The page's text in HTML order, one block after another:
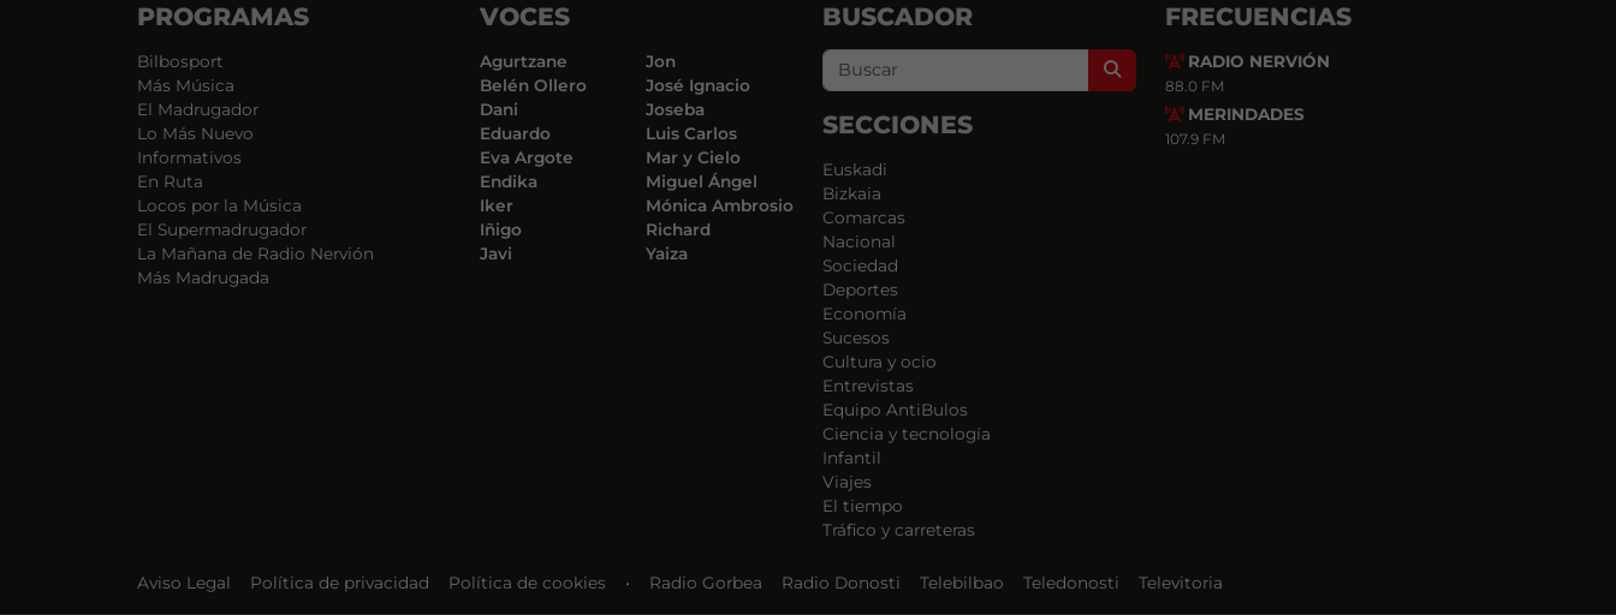
PROGRAMAS
Bilbosport
Más Música
El Madrugador
Lo Más Nuevo
Informativos
En Ruta
Locos por la Música
El Supermadrugador
La Mañana de Radio Nervión
Más Madrugada
VOCES
Agurtzane
Belén Ollero
Dani
Eduardo
Eva Argote
Endika
Iker
Iñigo
Javi
Jon
José Ignacio
Joseba
Luis Carlos
Mar y Cielo
Miguel Ángel
Mónica Ambrosio
Richard
Yaiza
BUSCADOR
Search
SECCIONES
Euskadi
Bizkaia
Comarcas
Nacional
Sociedad
Deportes
Economía
Sucesos
Cultura y ocio
Entrevistas
Equipo AntiBulos
Ciencia y tecnología
Infantil
Viajes
El tiempo
Tráfico y carreteras
FRECUENCIAS
RADIO NERVIÓN
88.0 FM
MERINDADES
107.9 FM
Aviso Legal Política de privacidad Política de cookies • Radio Gorbea Radio Donosti Telebilbao Teledonosti Televitoria